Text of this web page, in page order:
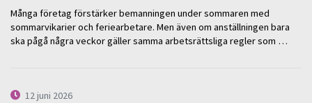
Många företag förstärker bemanningen under sommaren med
sommarvikarier och feriearbetare. Men även om anställningen bara
ska pågå några veckor gäller samma arbetsrättsliga regler som …
12 juni 2026